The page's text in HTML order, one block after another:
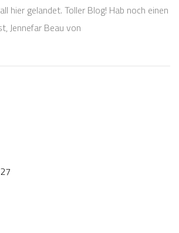
hier gelandet. Toller Blog! Hab noch einen
Jennefar Beau von